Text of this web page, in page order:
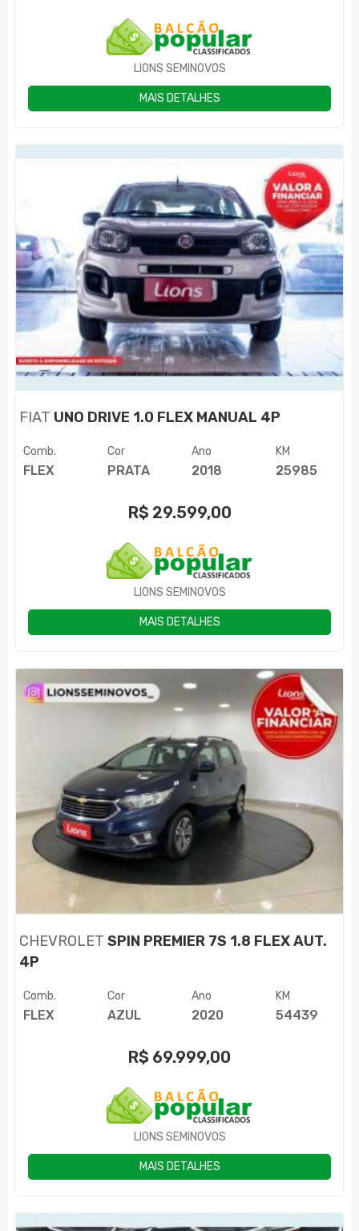
LIONS SEMINOVOS
MAIS DETALHES
FIAT UNO DRIVE 1.0 FLEX MANUAL 4P
Comb.
FLEX
Cor
PRATA
Ano
2018
KM
25985
R$ 29.599,00
LIONS SEMINOVOS
MAIS DETALHES
CHEVROLET SPIN PREMIER 7S 1.8 FLEX AUT.
4P
Comb.
FLEX
Cor
AZUL
Ano
2020
KM
54439
R$ 69.999,00
LIONS SEMINOVOS
MAIS DETALHES